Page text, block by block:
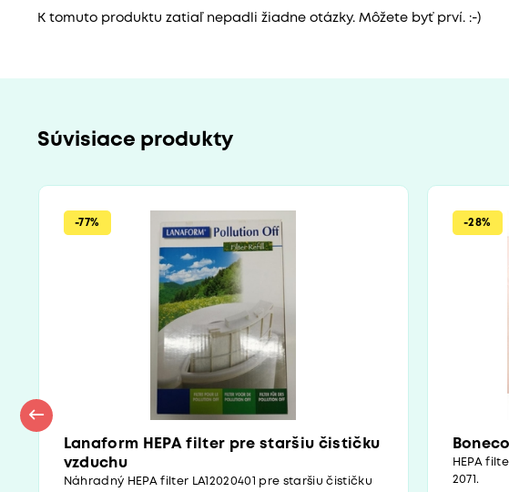
K tomuto produktu zatiaľ nepadli žiadne otázky. Môžete byť prví. :-)
Súvisiace produkty
-77%
Lanaform HEPA filter pre staršiu čističku
vzduchu
Náhradný HEPA filter LA12020401 pre staršiu čističku
-28%
HEPA
2071.